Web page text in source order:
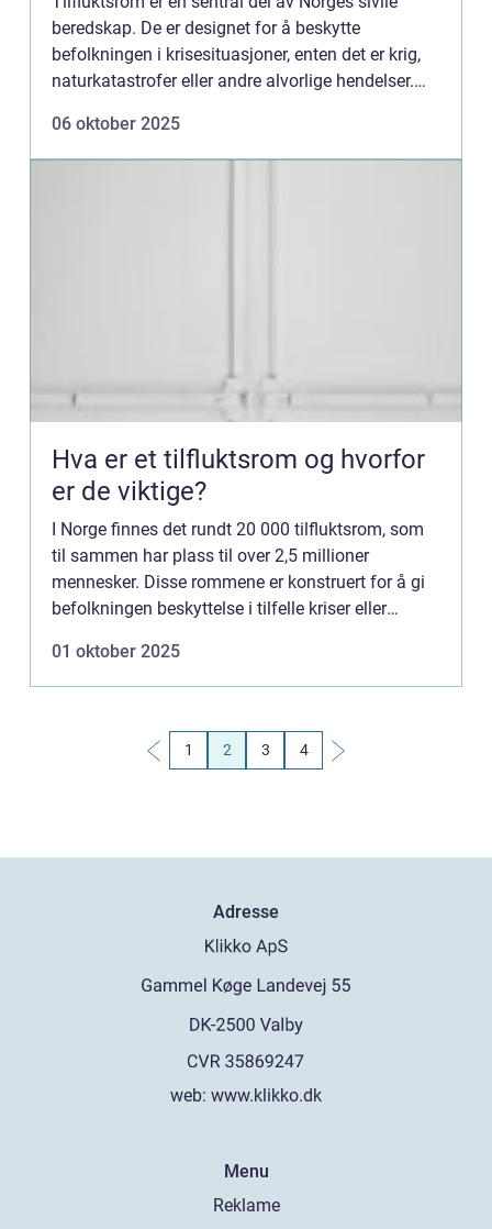
beredskap. De er designet for å beskytte
befolkningen i krisesituasjoner, enten det er krig,
naturkatastrofer eller andre alvorlige hendelser.
e...
06 oktober 2025
Hva er et tilfluktsrom og hvorfor
er de viktige?
I Norge finnes det rundt 20 000 tilfluktsrom, som
til sammen har plass til over 2,5 millioner
mennesker. Disse rommene er konstruert for å gi
befolkningen beskyttelse i tilfelle kriser eller
01 oktober 2025
1 2 3 4
Adresse
web: www.klikko.dk
Menu
Reklame